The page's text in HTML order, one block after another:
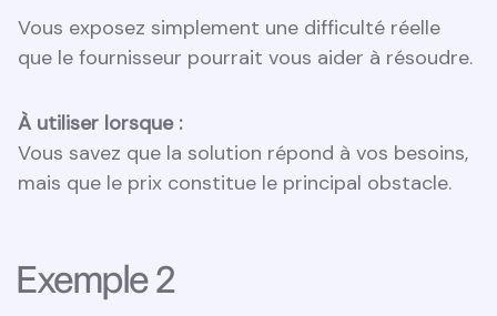
Vous exposez simplement une difficulté réelle
que le fournisseur pourrait vous aider à résoudre.
À utiliser lorsque :
Vous savez que la solution répond à vos besoins,
mais que le prix constitue le principal obstacle.
Exemple 2